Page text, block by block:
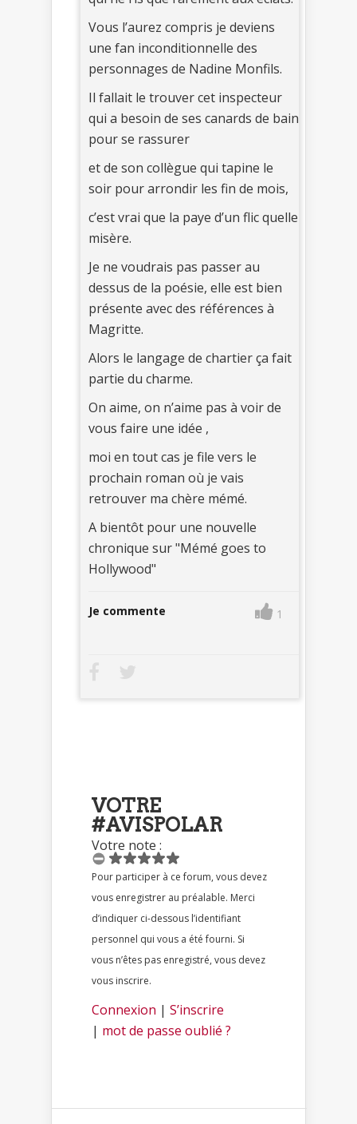
Vous l’aurez compris je deviens
une fan inconditionnelle des
personnages de Nadine Monfils.
Il fallait le trouver cet inspecteur
qui a besoin de ses canards de bain
pour se rassurer
et de son collègue qui tapine le
soir pour arrondir les fin de mois,
c’est vrai que la paye d’un flic quelle
misère.
Je ne voudrais pas passer au
dessus de la poésie, elle est bien
présente avec des références à
Magritte.
Alors le langage de chartier ça fait
partie du charme.
On aime, on n’aime pas à voir de
vous faire une idée ,
moi en tout cas je file vers le
prochain roman où je vais
retrouver ma chère mémé.
A bientôt pour une nouvelle
chronique sur "Mémé goes to
Hollywood"
Je commente 1
VOTRE
#AVISPOLAR
Votre note :
Pour participer à ce forum, vous devez
vous enregistrer au préalable. Merci
d’indiquer ci-dessous l’identifiant
personnel qui vous a été fourni. Si
vous n’êtes pas enregistré, vous devez
vous inscrire.
Connexion | S’inscrire
| mot de passe oublié ?